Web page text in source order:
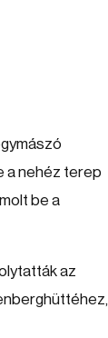
a nehéz terep
be a
az